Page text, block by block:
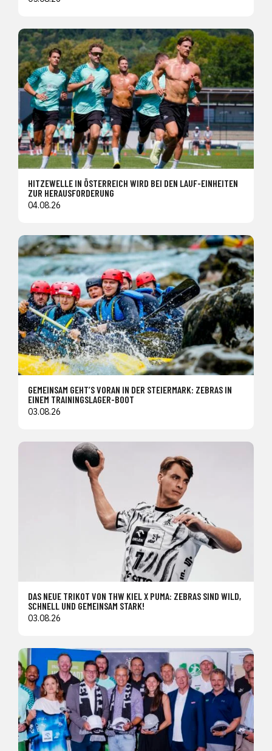
HITZEWELLE IN ÖSTERREICH WIRD BEI DEN LAUF-EINHEITEN
ZUR HERAUSFORDERUNG
04.08.26
GEMEINSAM GEHT’S VORAN IN DER STEIERMARK: ZEBRAS IN
EINEM TRAININGSLAGER-BOOT
03.08.26
DAS NEUE TRIKOT VON THW KIEL X PUMA: ZEBRAS SIND WILD,
SCHNELL UND GEMEINSAM STARK!
03.08.26